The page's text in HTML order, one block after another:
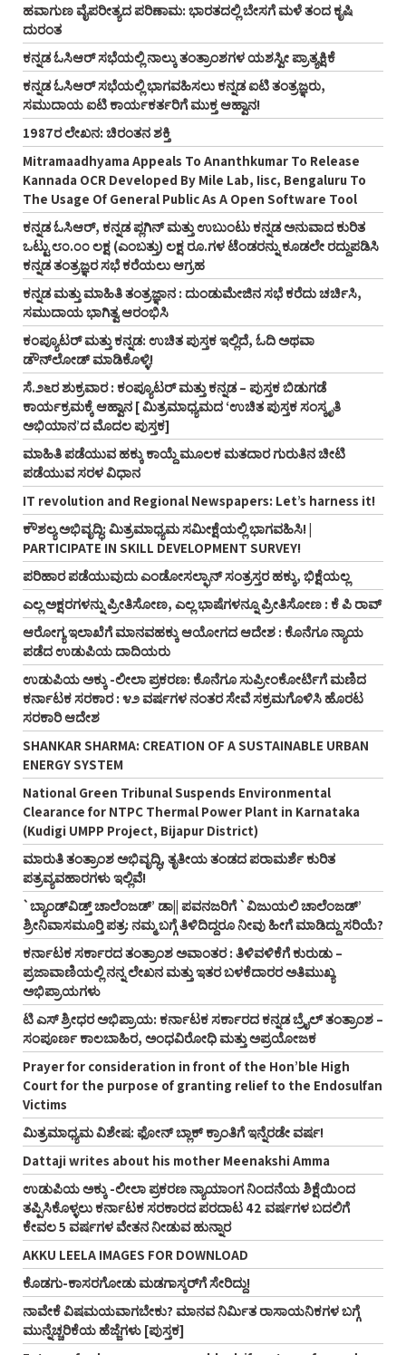
ಹವಾಗುಣ ವೈಪರೀತ್ಯದ ಪರಿಣಾಮ: ಭಾರತದಲ್ಲಿ ಬೇಸಗೆ ಮಳೆ ತಂದ ಕೃಷಿ
ದುರಂತ
ಕನ್ನಡ ಓಸಿಆರ್‌ ಸಭೆಯಲ್ಲಿ ನಾಲ್ಕು ತಂತ್ರಾಂಶಗಳ ಯಶಸ್ವೀ ಪ್ರಾತ್ಯಕ್ಷಿಕೆ
ಕನ್ನಡ ಓಸಿಆರ್‌ ಸಭೆಯಲ್ಲಿ ಭಾಗವಹಿಸಲು ಕನ್ನಡ ಐಟಿ ತಂತ್ರಜ್ಞರು,
ಸಮುದಾಯ ಐಟಿ ಕಾರ್ಯಕರ್ತರಿಗೆ ಮುಕ್ತ ಆಹ್ವಾನ!
1987ರ ಲೇಖನ: ಚಿರಂತನ ಶಕ್ತಿ
Mitramaadhyama Appeals To Ananthkumar To Release
Kannada OCR Developed By Mile Lab, Iisc, Bengaluru To
The Usage Of General Public As A Open Software Tool
ಕನ್ನಡ ಓಸಿಆರ್‌, ಕನ್ನಡ ಪ್ಲಗಿನ್‌ ಮತ್ತು ಉಬುಂಟು ಕನ್ನಡ ಅನುವಾದ ಕುರಿತ
ಒಟ್ಟು ೮೦.೦೦ ಲಕ್ಷ (ಎಂಬತ್ತು) ಲಕ್ಷ ರೂ.ಗಳ ಟೆಂಡರನ್ನು ಕೂಡಲೇ ರದ್ದುಪಡಿಸಿ
ಕನ್ನಡ ತಂತ್ರಜ್ಞರ ಸಭೆ ಕರೆಯಲು ಆಗ್ರಹ
ಕನ್ನಡ ಮತ್ತು ಮಾಹಿತಿ ತಂತ್ರಜ್ಞಾನ : ದುಂಡುಮೇಜಿನ ಸಭೆ ಕರೆದು ಚರ್ಚಿಸಿ,
ಸಮುದಾಯ ಭಾಗಿತ್ವ ಆರಂಭಿಸಿ
ಕಂಪ್ಯೂಟರ್‌ ಮತ್ತು ಕನ್ನಡ: ಉಚಿತ ಪುಸ್ತಕ ಇಲ್ಲಿದೆ, ಓದಿ ಅಥವಾ
ಡೌನ್‌ಲೋಡ್‌ ಮಾಡಿಕೊಳ್ಳಿ!
ಸೆ.೨೬ರ ಶುಕ್ರವಾರ : ಕಂಪ್ಯೂಟರ್‌ ಮತ್ತು ಕನ್ನಡ – ಪುಸ್ತಕ ಬಿಡುಗಡೆ
ಕಾರ್ಯಕ್ರಮಕ್ಕೆ ಆಹ್ವಾನ [ ಮಿತ್ರಮಾಧ್ಯಮದ ‘ಉಚಿತ ಪುಸ್ತಕ ಸಂಸ್ಕೃತಿ
ಅಭಿಯಾನ’ದ ಮೊದಲ ಪುಸ್ತಕ]
ಮಾಹಿತಿ ಪಡೆಯುವ ಹಕ್ಕು ಕಾಯ್ದೆ ಮೂಲಕ ಮತದಾರ ಗುರುತಿನ ಚೀಟಿ
ಪಡೆಯುವ ಸರಳ ವಿಧಾನ
IT revolution and Regional Newspapers: Let’s harness it!
ಕೌಶಲ್ಯ ಅಭಿವೃದ್ಧಿ: ಮಿತ್ರಮಾಧ್ಯಮ ಸಮೀಕ್ಷೆಯಲ್ಲಿ ಭಾಗವಹಿಸಿ! |
PARTICIPATE IN SKILL DEVELOPMENT SURVEY!
ಪರಿಹಾರ ಪಡೆಯುವುದು ಎಂಡೋಸಲ್ಫಾನ್‌ ಸಂತ್ರಸ್ತರ ಹಕ್ಕು, ಭಿಕ್ಷೆಯಲ್ಲ
ಎಲ್ಲ ಅಕ್ಷರಗಳನ್ನು ಪ್ರೀತಿಸೋಣ, ಎಲ್ಲ ಭಾಷೆಗಳನ್ನೂ ಪ್ರೀತಿಸೋಣ : ಕೆ ಪಿ ರಾವ್‌
ಆರೋಗ್ಯ ಇಲಾಖೆಗೆ ಮಾನವಹಕ್ಕು ಆಯೋಗದ ಆದೇಶ : ಕೊನೆಗೂ ನ್ಯಾಯ
ಪಡೆದ ಉಡುಪಿಯ ದಾದಿಯರು
ಉಡುಪಿಯ ಅಕ್ಕು -ಲೀಲಾ ಪ್ರಕರಣ: ಕೊನೆಗೂ ಸುಪ್ರೀಂಕೋರ್ಟಿಗೆ ಮಣಿದ
ಕರ್ನಾಟಕ ಸರಕಾರ : ೪೨ ವರ್ಷಗಳ ನಂತರ ಸೇವೆ ಸಕ್ರಮಗೊಳಿಸಿ ಹೊರಟ
ಸರಕಾರಿ ಆದೇಶ
SHANKAR SHARMA: CREATION OF A SUSTAINABLE URBAN
ENERGY SYSTEM
National Green Tribunal Suspends Environmental
Clearance for NTPC Thermal Power Plant in Karnataka
(Kudigi UMPP Project, Bijapur District)
ಮಾರುತಿ ತಂತ್ರಾಂಶ ಅಭಿವೃದ್ಧಿ, ತೃತೀಯ ತಂಡದ ಪರಾಮರ್ಶೆ ಕುರಿತ
ಪತ್ರವ್ಯವಹಾರಗಳು ಇಲ್ಲಿವೆ!
`ಬ್ಯಾಂಡ್‌ವಿಡ್ತ್‌ ಚಾಲೆಂಜಡ್‌’ ಡಾ|| ಪವನಜರಿಗೆ `ವಿಜುಯಲಿ ಚಾಲೆಂಜಡ್‌’
ಶ್ರೀನಿವಾಸಮೂರ್‍ತಿ ಪತ್ರ: ನಮ್ಮ ಬಗ್ಗೆ ತಿಳಿದಿದ್ದರೂ ನೀವು ಹೀಗೆ ಮಾಡಿದ್ದು ಸರಿಯೆ?
ಕರ್ನಾಟಕ ಸರ್ಕಾರದ ತಂತ್ರಾಂಶ ಅವಾಂತರ : ತಿಳಿವಳಿಕೆಗೆ ಕುರುಡು –
ಪ್ರಜಾವಾಣಿಯಲ್ಲಿ ನನ್ನ ಲೇಖನ ಮತ್ತು ಇತರ ಬಳಕೆದಾರರ ಅತಿಮುಖ್ಯ
ಅಭಿಪ್ರಾಯಗಳು
ಟಿ ಎಸ್‌ ಶ್ರೀಧರ ಅಭಿಪ್ರಾಯ: ಕರ್ನಾಟಕ ಸರ್ಕಾರದ ಕನ್ನಡ ಬ್ರೈಲ್‌ ತಂತ್ರಾಂಶ –
ಸಂಪೂರ್ಣ ಕಾಲಬಾಹಿರ, ಅಂಧವಿರೋಧಿ ಮತ್ತು ಅಪ್ರಯೋಜಕ
Prayer for consideration in front of the Hon’ble High
Court for the purpose of granting relief to the Endosulfan
Victims
ಮಿತ್ರಮಾಧ್ಯಮ ವಿಶೇಷ: ಫೋನ್‌ ಬ್ಲಾಕ್‌ ಕ್ರಾಂತಿಗೆ ಇನ್ನೆರಡೇ ವರ್ಷ!
Dattaji writes about his mother Meenakshi Amma
ಉಡುಪಿಯ ಅಕ್ಕು -ಲೀಲಾ ಪ್ರಕರಣ ನ್ಯಾಯಾಂಗ ನಿಂದನೆಯ ಶಿಕ್ಷೆಯಿಂದ
ತಪ್ಪಿಸಿಕೊಳ್ಳಲು ಕರ್ನಾಟಕ ಸರಕಾರದ ಪರದಾಟ 42 ವರ್ಷಗಳ ಬದಲಿಗೆ
ಕೇವಲ 5 ವರ್ಷಗಳ ವೇತನ ನೀಡುವ ಹುನ್ನಾರ
AKKU LEELA IMAGES FOR DOWNLOAD
ಕೊಡಗು-ಕಾಸರಗೋಡು ಮಡಗಾಸ್ಕರ್‌ಗೆ ಸೇರಿದ್ದು!
ನಾವೇಕೆ ವಿಷಮಯವಾಗಬೇಕು? ಮಾನವ ನಿರ್ಮಿತ ರಾಸಾಯನಿಕಗಳ ಬಗ್ಗೆ
ಮುನ್ನೆಚ್ಚರಿಕೆಯ ಹೆಜ್ಜೆಗಳು [ಪುಸ್ತಕ]